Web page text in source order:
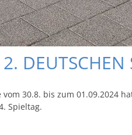
30.8. bis zum 01.09.2024
Spieltag.